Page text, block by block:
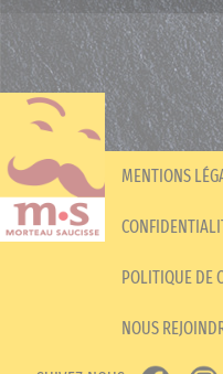
MENTIONS
POLITIQUE DE
NOUS